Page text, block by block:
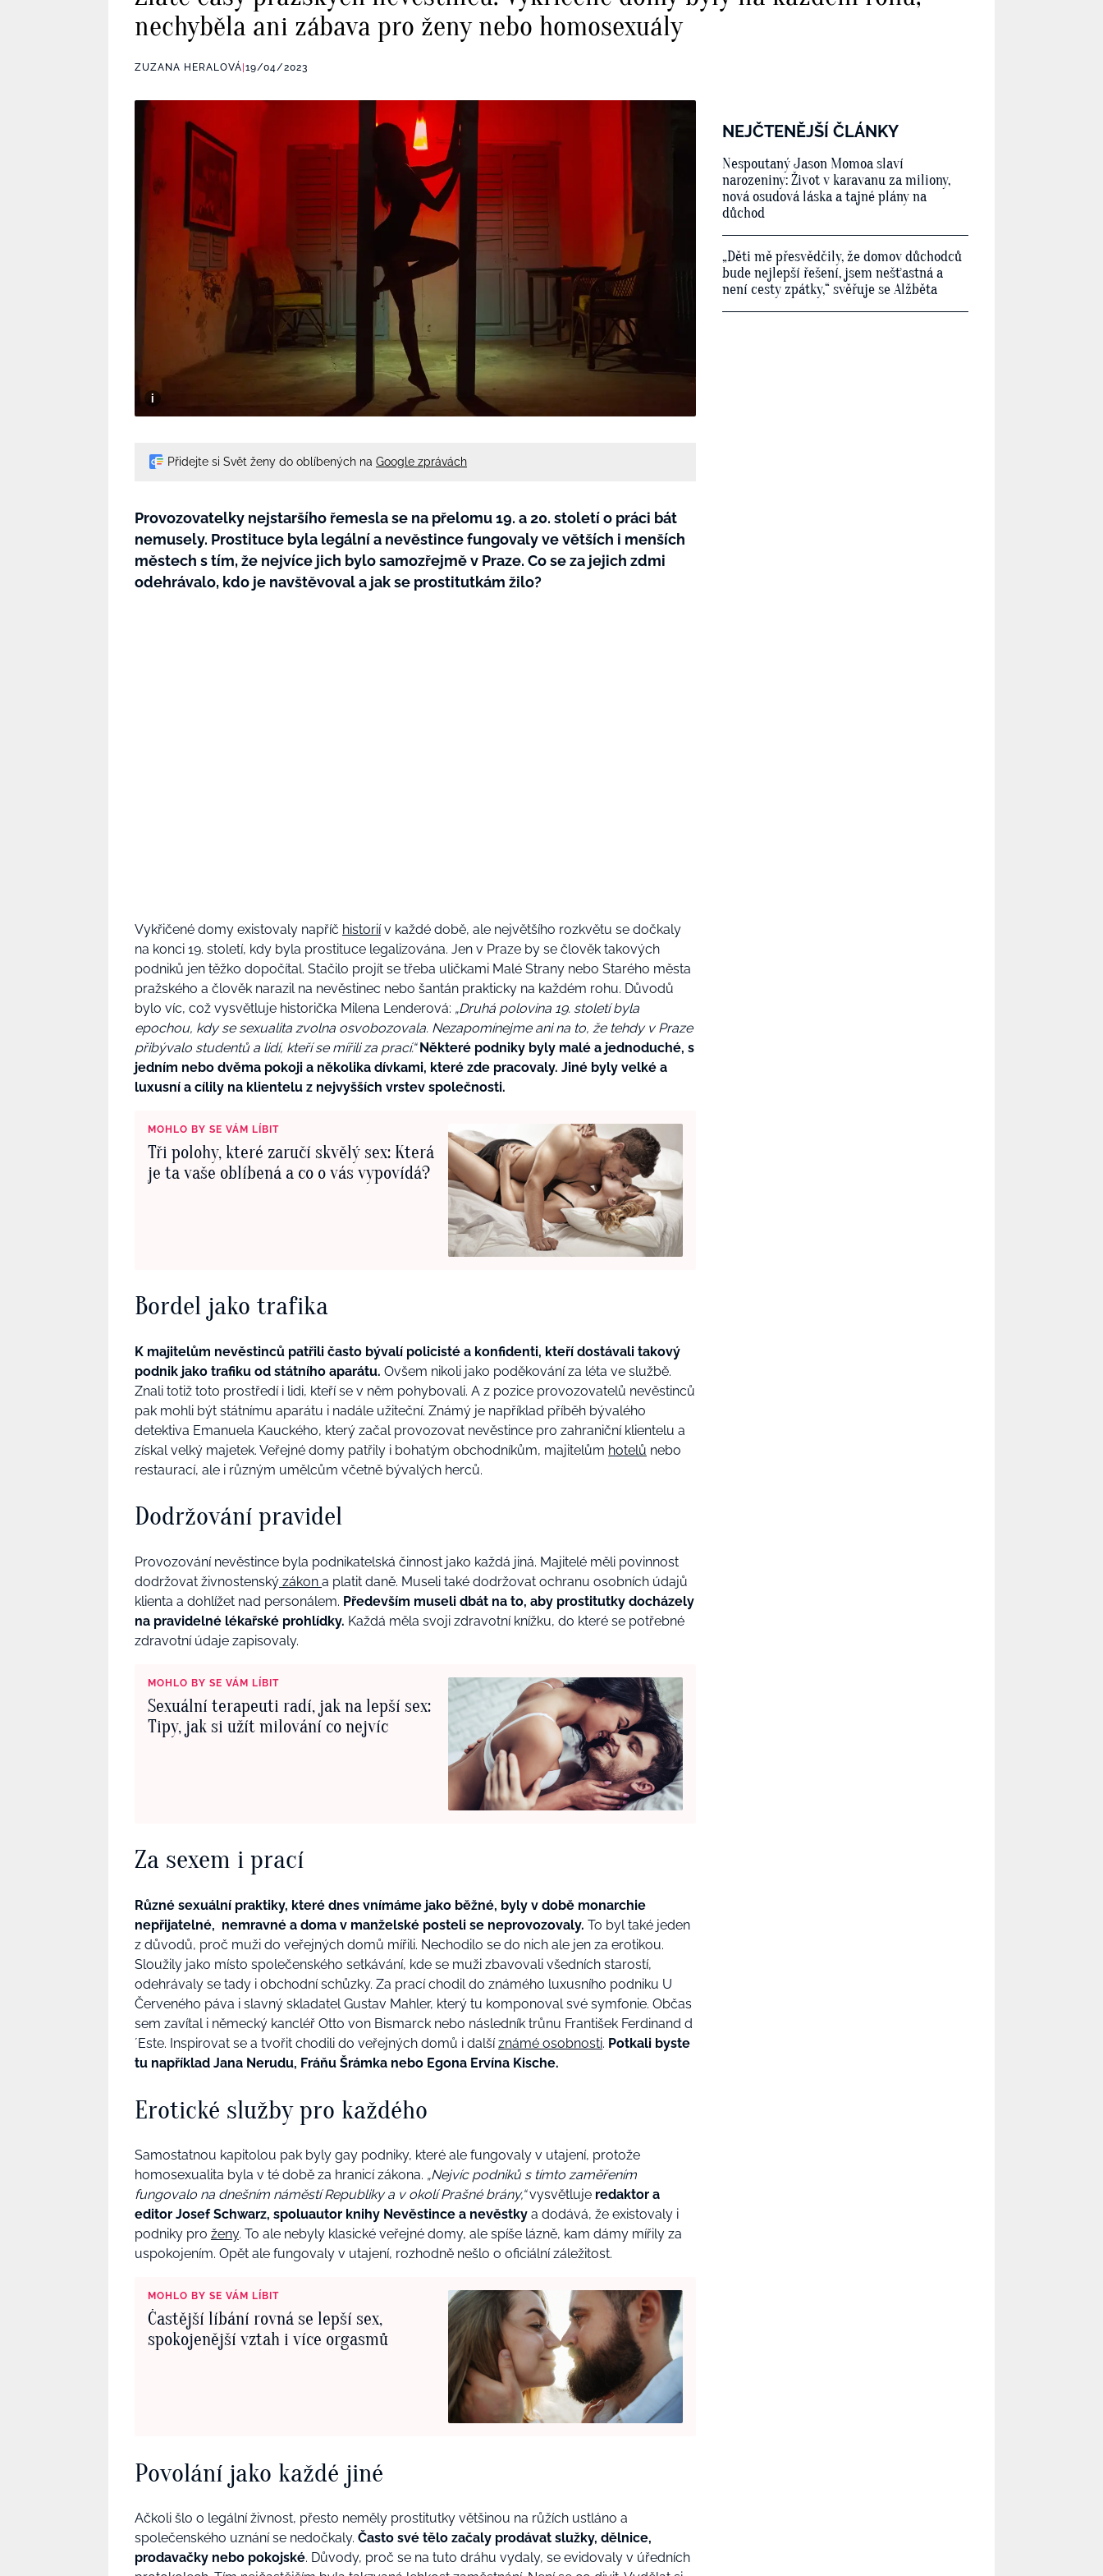
nechyběla ani zábava pro ženy nebo homosexuály
ZUZANA HERALOVÁ 19/04/2023
Přidejte si Svět ženy do oblíbených na Google zprávách
Provozovatelky nejstaršího řemesla se na přelomu 19. a 20. století o práci bát
nemusely. Prostituce byla legální a nevěstince fungovaly ve větších i menších
městech s tím, že nejvíce jich bylo samozřejmě v Praze. Co se za jejich zdmi
odehrávalo, kdo je navštěvoval a jak se prostitutkám žilo?
Vykřičené domy existovaly napříč historiív každé době, ale největšího rozkvětu se dočkaly
na konci 19. století, kdy byla prostituce legalizována. Jen v Praze by se člověk takových
podniků jen těžko dopočítal. Stačilo projít se třeba uličkami Malé Strany nebo Starého města
pražského a člověk narazil na nevěstinec nebo šantán prakticky na každém rohu. Důvodů
bylo víc, což vysvětluje historička Milena Lenderová: „Druhá polovina 19. století byla
epochou, kdy se sexualita zvolna osvobozovala. Nezapomínejme ani na to, že tehdy v Praze
přibývalo studentů a lidí, kteří se mířili za prací.“Některé podniky byly malé a jednoduché, s
jedním nebo dvěma pokoji a několika dívkami, které zde pracovaly. Jiné byly velké a
luxusní a cílily na klientelu z nejvyšších vrstev společnosti.
MOHLO BY SE VÁM LÍBIT
Tři polohy, které zaručí skvělý sex: Která
je ta vaše oblíbená a co o vás vypovídá?
Bordel jako trafika
K majitelům nevěstinců patřili často bývalí policisté a konfidenti, kteří dostávali takový
podnik jako trafiku od státního aparátu. Ovšem nikoli jako poděkování za léta ve službě.
Znali totiž toto prostředí i lidi, kteří se v něm pohybovali. A z pozice provozovatelů nevěstinců
pak mohli být státnímu aparátu i nadále užiteční. Známý je například příběh bývalého
detektiva Emanuela Kauckého, který začal provozovat nevěstince pro zahraniční klientelu a
získal velký majetek. Veřejné domy patřily i bohatým obchodníkům, majitelům hotelů nebo
restaurací, ale i různým umělcům včetně bývalých herců.
Dodržování pravidel
Provozování nevěstince byla podnikatelská činnost jako každá jiná. Majitelé měli povinnost
dodržovat živnostenský zákon a platit daně. Museli také dodržovat ochranu osobních údajů
klienta a dohlížet nad personálem. Především museli dbát na to, aby prostitutky docházely
na pravidelné lékařské prohlídky. Každá měla svoji zdravotní knížku, do které se potřebné
zdravotní údaje zapisovaly.
MOHLO BY SE VÁM LÍBIT
Sexuální terapeuti radí, jak na lepší sex:
Tipy, jak si užít milování co nejvíc
Za sexem i prací
Různé sexuální praktiky, které dnes vnímáme jako běžné, byly v době monarchie
nepřijatelné, nemravné a doma v manželské posteli se neprovozovaly. To byl také jeden
z důvodů, proč muži do veřejných domů mířili. Nechodilo se do nich ale jen za erotikou.
Sloužily jako místo společenského setkávání, kde se muži zbavovali všedních starostí,
odehrávaly se tady i obchodní schůzky. Za prací chodil do známého luxusního podniku U
Červeného páva i slavný skladatel Gustav Mahler, který tu komponoval své symfonie. Občas
sem zavítal i německý kancléř Otto von Bismarck nebo následník trůnu František Ferdinand d
´Este. Inspirovat se a tvořit chodili do veřejných domů i dalšíznámé osobnosti. Potkali byste
tu například Jana Nerudu, Fráňu Šrámka nebo Egona Ervína Kische.
Erotické služby pro každého
Samostatnou kapitolou pak byly gay podniky, které ale fungovaly v utajení, protože
homosexualita byla v té době za hranicí zákona. „Nejvíc podniků s tímto zaměřením
fungovalo na dnešním náměstí Republiky a v okolí Prašné brány,“vysvětluje redaktor a
editor Josef Schwarz, spoluautor knihy Nevěstince a nevěstky a dodává, že existovaly i
podniky pro ženy. To ale nebyly klasické veřejné domy, ale spíše lázně, kam dámy mířily za
uspokojením. Opět ale fungovaly v utajení, rozhodně nešlo o oficiální záležitost.
MOHLO BY SE VÁM LÍBIT
Častější líbání rovná se lepší sex,
spokojenější vztah i více orgasmů
Povolání jako každé jiné
Ačkoli šlo o legální živnost, přesto neměly prostitutky většinou na růžích ustláno a
společenského uznání se nedočkaly. Často své tělo začaly prodávat služky, dělnice,
prodavačky nebo pokojské. Důvody, proč se na tuto dráhu vydaly, se evidovaly v úředních
NEJČTENĚJŠÍ ČLÁNKY
Nespoutaný Jason Momoa slaví
narozeniny: Život v karavanu za miliony,
nová osudová láska a tajné plány na
důchod
„Děti mě přesvědčily, že domov důchodců
bude nejlepší řešení, jsem nešťastná a
není cesty zpátky,“ svěřuje se Alžběta